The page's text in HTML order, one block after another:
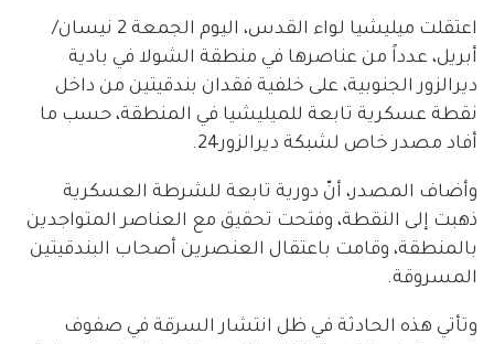
اعتقلت ميليشيا لواء القدس، اليوم الجمعة 2 نيسان/
أبريل، عدداً من عناصرها في منطقة الشولا في بادية
ديرالزور الجنوبية، على خلفية فقدان بندقيتين من داخل
نقطة عسكرية تابعة للميليشيا في المنطقة، حسب ما
أفاد مصدر خاص لشبكة ديرالزور24.
وأضاف المصدر، أنّ دورية تابعة للشرطة العسكرية
ذهبت إلى النقطة، وفتحت تحقيق مع العناصر المتواجدين
بالمنطقة، وقامت باعتقال العنصرين أصحاب البندقيتين
المسروقة.
وتأتي هذه الحادثة في ظل انتشار السرقة في صفوف